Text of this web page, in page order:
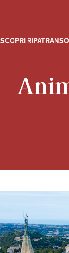
SCOPRI